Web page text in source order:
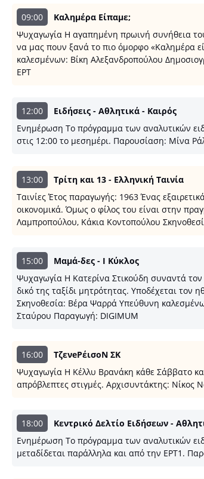
09:00
Καλημέρα Είπαμε;
Ψυχαγωγία Η αγαπημένη πρωινή συνήθεια
να μας πουν ξανά το πιο όμορφο «Καλημέρα
καλεσμένων: Βίκη Αλεξανδροπούλου
ΕΡΤ
12:00
Ειδήσεις - Αθλητικά - Καιρός
Ενημέρωση Το πρόγραμμα των αναλυτικών
στις 12:00 το μεσημέρι. Παρουσίαση: Μίνα
13:00
Τρίτη και 13 - Ελληνική Ταινία
Ταινίες Έτος παραγωγής: 1963 Ένας
οικονομικά. Όμως ο φίλος του είναι στην
Λαμπροπούλου, Κάκια Κοντοπούλου
15:00
Μαμά-δες - Ι Κύκλος
Ψυχαγωγία Η Κατερίνα Στικούδη συναντά
δικό της ταξίδι μητρότητας. Υποδέχεται
Σκηνοθεσία: Βέρα Ψαρρά Υπεύθυνη
Σταύρου Παραγωγή: DIGIMUM
16:00
ΤζενeΡέισοΝ ΣΚ
Ψυχαγωγία Η Κέλλυ Βρανάκη κάθε Σάββατο
απρόβλεπτες στιγμές. Αρχισυντάκτης:
18:00
Κεντρικό Δελτίο Ειδήσεων -
Ενημέρωση Το πρόγραμμα των αναλυτικών
μεταδίδεται παράλληλα και από την ΕΡΤ1.